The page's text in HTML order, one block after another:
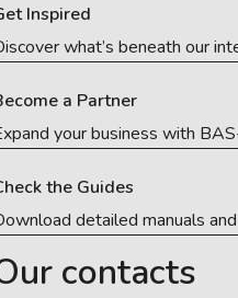
Inspired
what’s beneath our
a Partner
your business with
the Guides
detailed manuals
contacts